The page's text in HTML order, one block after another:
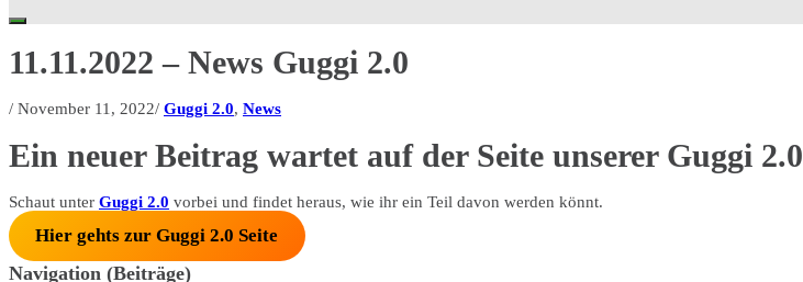
11.11.2022 – News Guggi 2.0
/ November 11, 2022/ Guggi 2.0, News
Ein neuer Beitrag wartet auf der Seite unserer Guggi 2.0
Schaut unter Guggi 2.0 vorbei und findet heraus, wie ihr ein Teil davon werden könnt.
Hier gehts zur Guggi 2.0Seite
Navigation (Beiträge)